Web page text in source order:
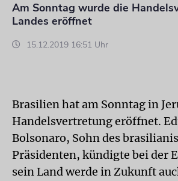
Am Sonntag wurde die
Landes eröffnet
15.12.2019 16:51 Uhr
Brasilien hat am Sonntag in
Handelsvertretung eröffnet.
Bolsonaro, Sohn des
Präsidenten, kündigte bei der
sein Land werde in Zukunft